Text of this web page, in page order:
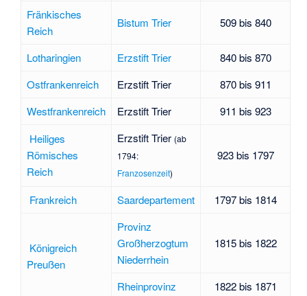
Fränkisches
Reich
Bistum Trier 509 bis 840
Lotharingien Erzstift Trier
840 bis 870
Ostfrankenreich
Erzstift Trier
870 bis 911
Westfrankenreich
Erzstift Trier
911 bis 923
Heiliges
Römisches
Reich
Erzstift Trier (ab
1794:
Franzosenzeit)
923 bis 1797
Frankreich Saardepartement 1797 bis 1814
Königreich
Preußen
Provinz
Großherzogtum
Niederrhein
1815 bis 1822
Rheinprovinz
1822 bis 1871